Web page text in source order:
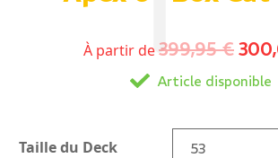
À partir de399,95€
Article disponible
Taille du Deck